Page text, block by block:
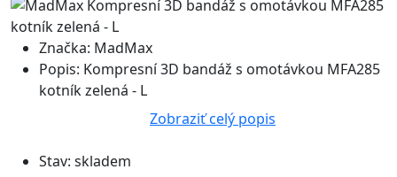
Značka: MadMax
Popis: Kompresní 3D bandáž s omotávkou MFA285
kotník zelená - L
Zobraziť celý popis
Stav: skladem